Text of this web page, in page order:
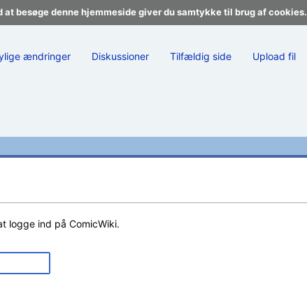
besøge denne hjemmeside giver du samtykke til brug af cookies.
ændringer Diskussioner Tilfældig side Upload fil
logge ind på ComicWiki.